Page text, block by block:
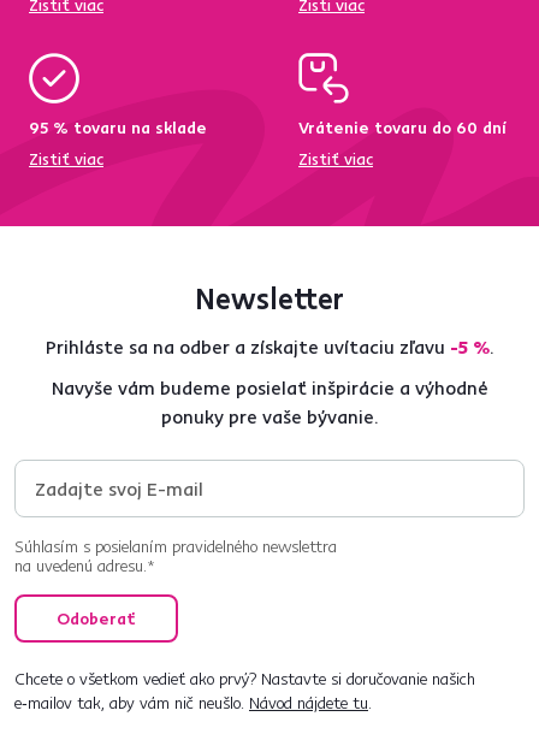
Zistiť viac
Zisti viac
95 % tovaru na sklade
Zistiť viac
Vrátenie tovaru do 60 dní
Zistiť viac
Newsletter
Prihláste sa na odber a získajte uvítaciu zľavu -5 %.
Navyše vám budeme posielať inšpirácie a výhodné
ponuky pre vaše bývanie.
Súhlasím s posielaním pravidelného newslettra
na uvedenú adresu.*
Odoberať
Chcete o všetkom vedieť ako prvý? Nastavte si doručovanie našich
e‑mailov tak, aby vám nič neušlo. Návod nájdete tu.